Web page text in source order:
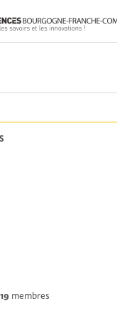
19 membres